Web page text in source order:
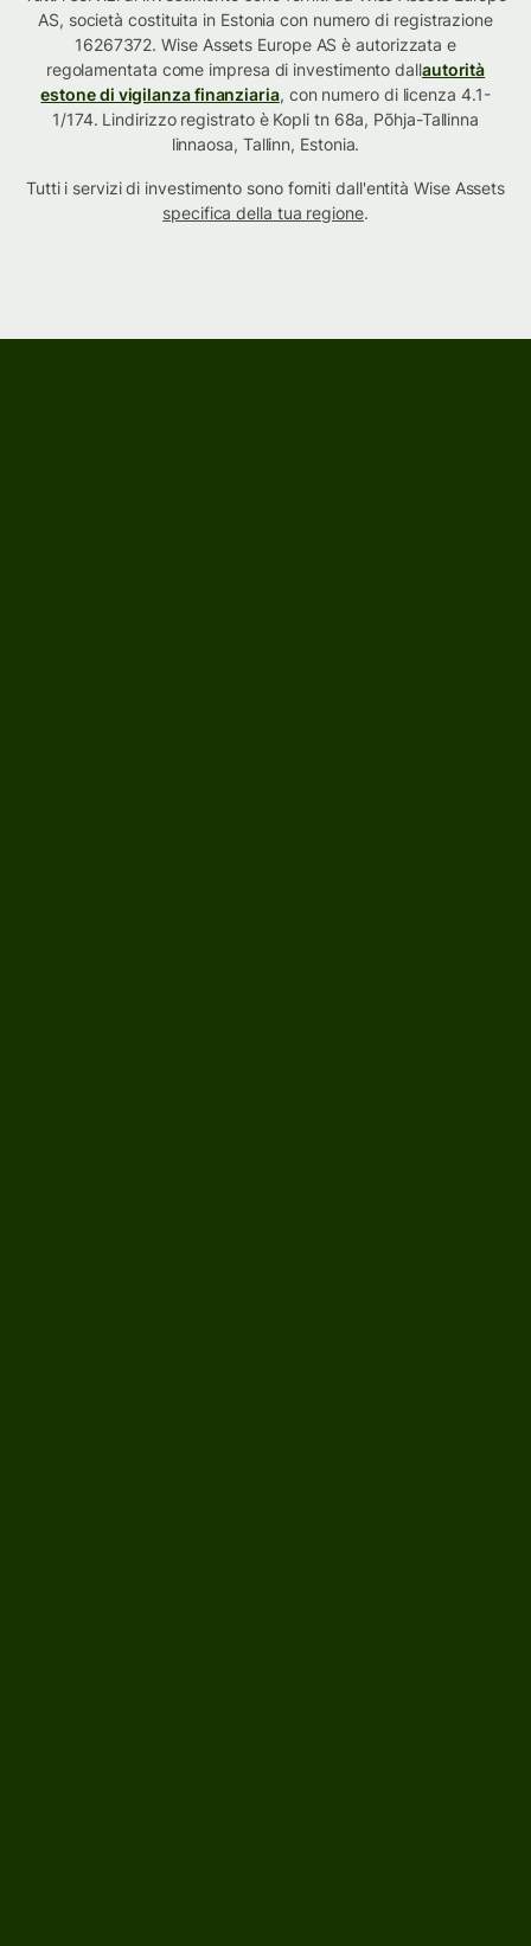
AS, società costituita in Estonia con numero di registrazione
16267372. Wise Assets Europe AS è autorizzata e
regolamentata come impresa di investimento dallautorità
estone di vigilanza finanziaria, con numero di licenza 4.1-
1/174. Lindirizzo registrato è Kopli tn 68a, Põhja-Tallinna
linnaosa, Tallinn, Estonia.
Tutti i servizi di investimento sono forniti dall'entità Wise Assets
specifica della tua regione.